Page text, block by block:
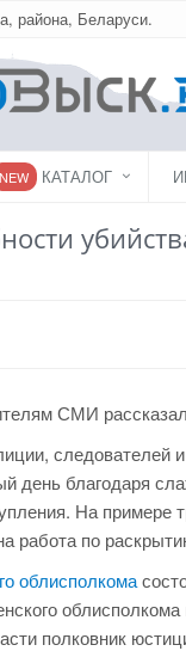
района, Беларуси.
NEW КАТАЛОГ
СМИ
следователей
день благодаря
На примере
работа по
облисполкома
полковник